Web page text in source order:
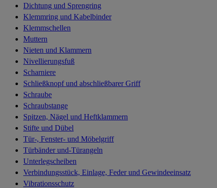
Dichtung und Sprengring
Klemmring und Kabelbinder
Klemmschellen
Muttern
Nieten und Klammern
Nivellierungsfuß
Scharniere
Schließknopf und abschließbarer Griff
Schraube
Schraubstange
Spitzen, Nägel und Heftklammern
Stifte und Dübel
Tür-, Fenster- und Möbelgriff
Türbänder und-Türangeln
Unterlegscheiben
Verbindungsstück, Einlage, Feder und Gewindeeinsatz
Vibrationsschutz